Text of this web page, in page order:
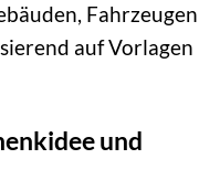
Fahrzeugen
auf Vorlagen
und